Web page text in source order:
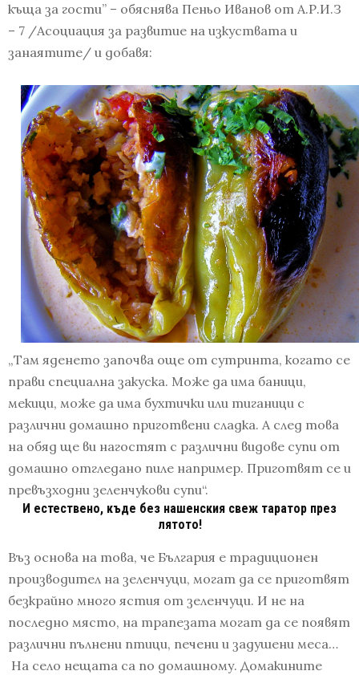
къща за гости” – обяснява Пеньо Иванов от А.Р.И.З
– 7 /Асоциация за развитие на изкуствата и
занаятите/ и добавя:
„Там яденето започва още от сутринта, когато се
прави специална закуска. Може да има баници,
мекици, може да има бухтички или тиганици с
различни домашно приготвени сладка. А след това
на обяд ще ви нагостят с различни видове супи от
домашно отгледано пиле например. Приготвят се и
превъзходни зеленчукови супи“.
И естествено, къде без нашенския свеж таратор през
лятото!
Въз основа на това, че България е традиционен
производител на зеленчуци, могат да се приготвят
безкрайно много ястия от зеленчуци. И не на
последно място, на трапезата могат да се появят
различни пълнени птици, печени и задушени меса…
На село нещата са по домашному. Домакините